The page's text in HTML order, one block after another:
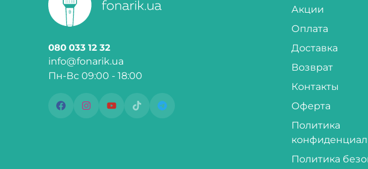
080 033 12 32
info@fonarik.ua
Пн-Вс 09:00 - 18:00
Акции
Оплата
Доставка
Возврат
Контакты
Оферта
Политика
Политика